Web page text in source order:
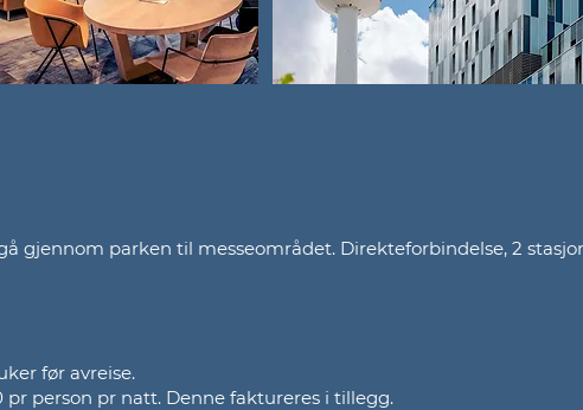
gjennom parken til messeområdet. Direkteforbindelse, 2
før avreise.
person pr natt. Denne faktureres i tillegg.